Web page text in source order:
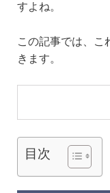
すよね。
この記事では、こ
きます。
目次